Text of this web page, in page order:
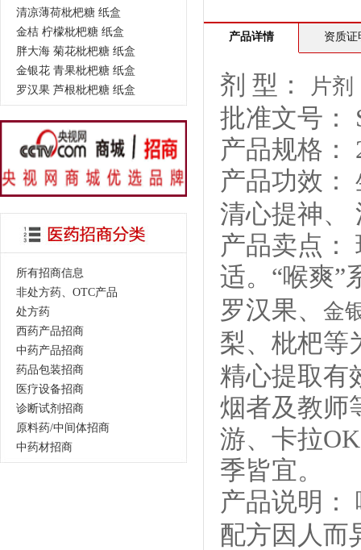
清凉薄荷枇杷糖 纸盒
金桔 柠檬枇杷糖 纸盒
胖大海 菊花枇杷糖 纸盒
金银花 青果枇杷糖 纸盒
罗汉果 芦根枇杷糖 纸盒
所有招商信息
非处方药、OTC产品
处方药
西药产品招商
中药产品招商
药品包装招商
医疗设备招商
诊断试剂招商
原料药/中间体招商
中药材招商
产品详情 资质证
剂 型： 片剂
批准文号：
产品规格：
产品功效：
清心提神、
产品卖点：
适。“喉爽”
罗汉果、 金
梨、枇杷等
精心提取有
烟者及教师
游、卡拉
季皆宜。
产品说明：
配方因人而